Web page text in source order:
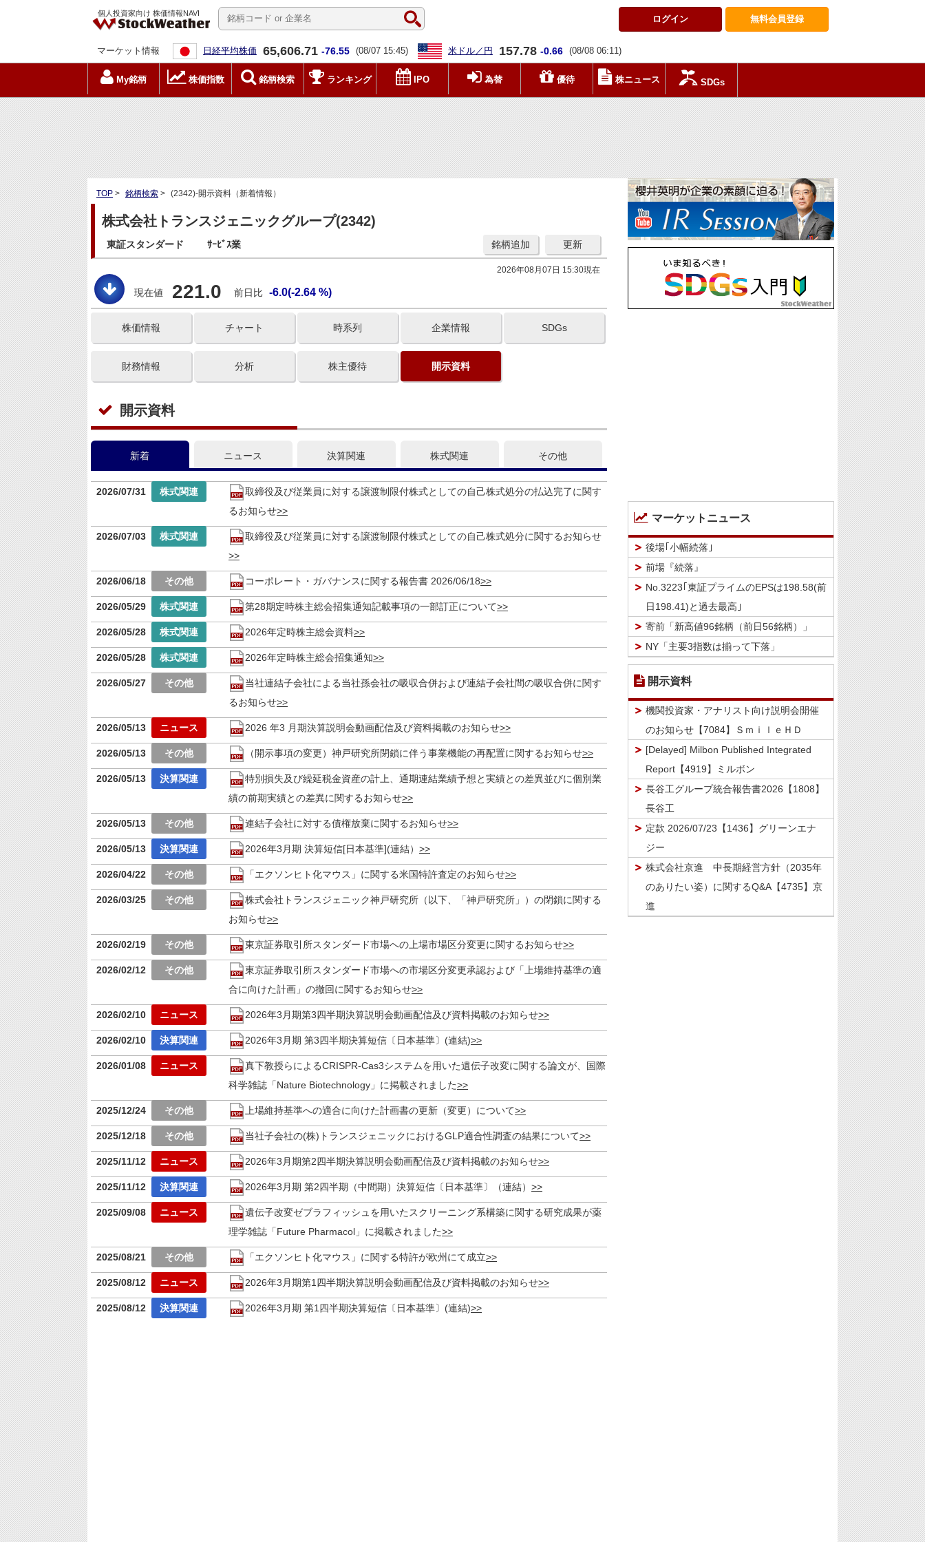
個人投資家向け 株価情報NAVI
無料会員登録
ログイン
マーケット情報 日経平均株価 65,606.71 -76.55 (08/07 15:45) 米ドル／円 157.78 -0.66 (08/08 06:11)
My銘柄 株価指数 銘柄検索 ランキング IPO 為替 優待 株ニュース SDGs
TOP > 銘柄検索 > (2342)-開示資料（新着情報）
株式会社トランスジェニックグループ(2342)
東証スタンダード ｻｰﾋﾞｽ業 更新
銘柄追加
2026年08月07日 15:30現在
現在値 221.0 前日比 -6.0(-2.64 %)
株価情報 チャート 時系列 企業情報 SDGs
財務情報 分析 株主優待 開示資料
開示資料
新着 ニュース 決算関連 株式関連 その他
2026/07/31
取締役及び従業員に対する譲渡制限付株式としての自己株式処分の払込完了に関す
るお知らせ
2026/07/03 取締役及び従業員に対する譲渡制限付株式としての自己株式処分に関するお知らせ
2026/06/18 コーポレート・ガバナンスに関する報告書 2026/06/18
2026/05/29 第28期定時株主総会招集通知記載事項の一部訂正について
2026/05/28 2026年定時株主総会資料
2026/05/28 2026年定時株主総会招集通知
2026/05/27
当社連結子会社による当社孫会社の吸収合併および連結子会社間の吸収合併に関す
るお知らせ
2026/05/13 2026 年3 月期決算説明会動画配信及び資料掲載のお知らせ
2026/05/13 （開示事項の変更）神戸研究所閉鎖に伴う事業機能の再配置に関するお知らせ
2026/05/13
特別損失及び繰延税金資産の計上、通期連結業績予想と実績との差異並びに個別業
績の前期実績との差異に関するお知らせ
2026/05/13 連結子会社に対する債権放棄に関するお知らせ
2026/05/13 2026年3月期 決算短信[日本基準](連結）
2026/04/22 「エクソンヒト化マウス」に関する米国特許査定のお知らせ
2026/03/25
株式会社トランスジェニック神戸研究所（以下、「神戸研究所」）の閉鎖に関する
お知らせ
2026/02/19 東京証券取引所スタンダード市場への上場市場区分変更に関するお知らせ
2026/02/12
東京証券取引所スタンダード市場への市場区分変更承認および「上場維持基準の適
合に向けた計画」の撤回に関するお知らせ
2026/02/10 2026年3月期第3四半期決算説明会動画配信及び資料掲載のお知らせ
2026/02/10 2026年3月期 第3四半期決算短信〔日本基準〕(連結)
2026/01/08
真下教授らによるCRISPR-Cas3システムを用いた遺伝子改変に関する論文が、国際
科学雑誌「Nature Biotechnology」に掲載されました
2025/12/24 上場維持基準への適合に向けた計画書の更新（変更）について
2025/12/18 当社子会社の(株)トランスジェニックにおけるGLP適合性調査の結果について
2025/11/12 2026年3月期第2四半期決算説明会動画配信及び資料掲載のお知らせ
2025/11/12 2026年3月期 第2四半期（中間期）決算短信〔日本基準〕（連結）
2025/09/08
遺伝子改変ゼブラフィッシュを用いたスクリーニング系構築に関する研究成果が薬
理学雑誌「Future Pharmacol」に掲載されました
2025/08/21 「エクソンヒト化マウス」に関する特許が欧州にて成立
2025/08/12 2026年3月期第1四半期決算説明会動画配信及び資料掲載のお知らせ
2025/08/12 2026年3月期 第1四半期決算短信〔日本基準〕(連結)
マーケットニュース
後場｢小幅続落｣
前場『続落』
No.3223｢東証プライムのEPSは198.58(前
日198.41)と過去最高｣
寄前「新高値96銘柄（前日56銘柄）」
NY「主要3指数は揃って下落」
開示資料
機関投資家・アナリスト向け説明会開催
のお知らせ【7084】ＳｍｉｌｅＨＤ
[Delayed] Milbon Published Integrated
Report【4919】ミルボン
長谷工グループ統合報告書2026【1808】
長谷工
定款 2026/07/23【1436】グリーンエナ
ジー
株式会社京進 中長期経営方針（2035年
のありたい姿）に関するQ&A【4735】京
進